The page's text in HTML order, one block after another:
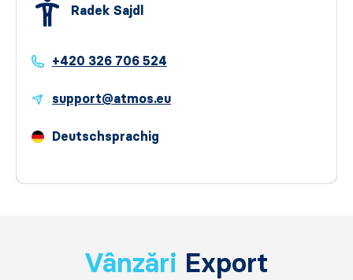
Radek Sajdl
+420 326 706 524
support@atmos.eu
Deutschsprachig
Vânzări Export